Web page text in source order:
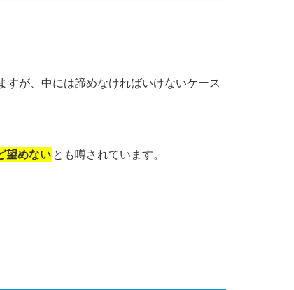
が、中には諦めなければいけないケース
望めない とも噂されています。